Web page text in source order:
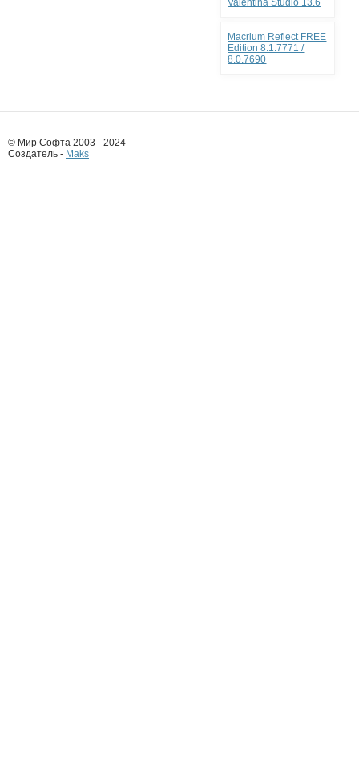
Valentina Studio 13.6
Macrium Reflect FREE
Edition 8.1.7771 /
8.0.7690
© Мир Софта 2003 - 2024
Создатель - Maks